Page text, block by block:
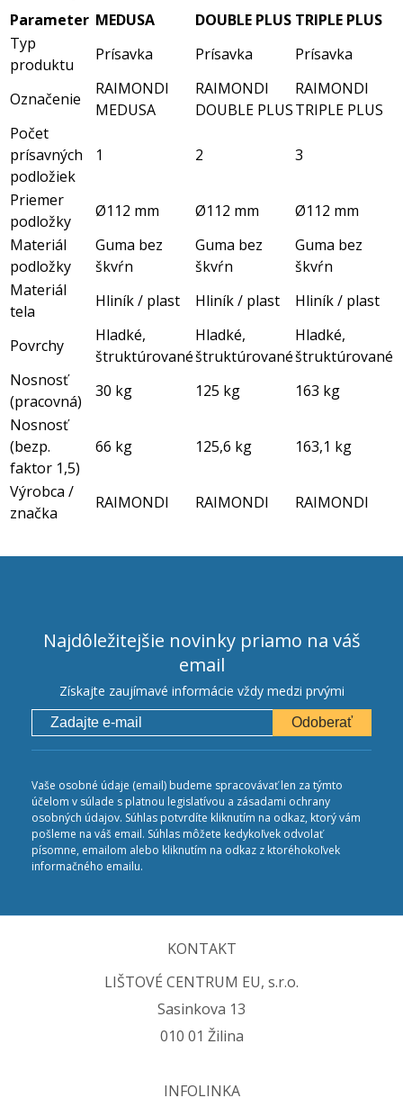
Parameter MEDUSA DOUBLE PLUS TRIPLE PLUS
Typ
produktu
Prísavka Prísavka Prísavka
Označenie
RAIMONDI
MEDUSA
RAIMONDI
DOUBLE PLUS
RAIMONDI
TRIPLE PLUS
Počet
prísavných
podložiek
1 2 3
Priemer
podložky
Ø112 mm Ø112 mm
Ø112 mm
Materiál
podložky
Guma bez
škvŕn
Guma bez
škvŕn
Guma bez
škvŕn
Materiál
tela
Hliník / plast Hliník / plast Hliník / plast
Povrchy
Hladké,
štruktúrované
Hladké,
štruktúrované
Hladké,
štruktúrované
Nosnosť
(pracovná)
30 kg 125 kg
163 kg
Nosnosť
(bezp.
faktor 1,5)
66 kg 125,6 kg 163,1 kg
Výrobca /
značka
RAIMONDI RAIMONDI RAIMONDI
Najdôležitejšie novinky priamo na váš
email
Získajte zaujímavé informácie vždy medzi prvými
Odoberať
Vaše osobné údaje (email) budeme spracovávať len za týmto
účelom v súlade s platnou legislatívou a zásadami ochrany
osobných údajov. Súhlas potvrdíte kliknutím na odkaz, ktorý vám
pošleme na váš email. Súhlas môžete kedykoľvek odvolať
písomne, emailom alebo kliknutím na odkaz z ktoréhokoľvek
informačného emailu.
KONTAKT
LIŠTOVÉ CENTRUM EU, s.r.o.
Sasinkova 13
010 01 Žilina
INFOLINKA